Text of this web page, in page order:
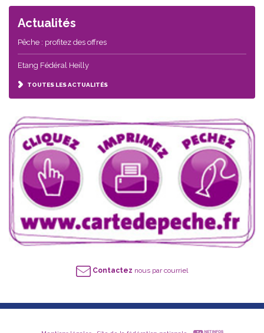
Actualités
Pêche : profitez des offres
Etang Fédéral Heilly
TOUTES LES ACTUALITÉS
Contactez nous par courriel